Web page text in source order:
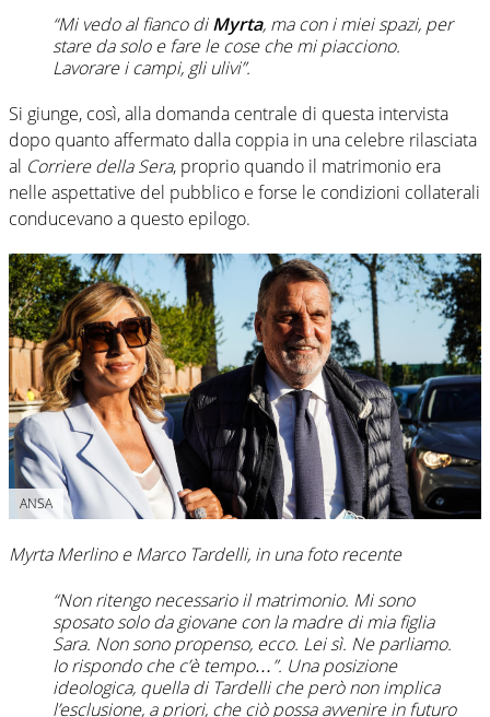
“Mi vedo al fianco diMyrta, ma con i miei spazi, per
stare da solo e fare le cose che mi piacciono.
Lavorare i campi, gli ulivi”.
Si giunge, così, alla domanda centrale di questa intervista
dopo quanto affermato dalla coppia in una celebre rilasciata
al Corriere della Sera, proprio quando il matrimonio era
nelle aspettative del pubblico e forse le condizioni collaterali
conducevano a questo epilogo.
ANSA
Myrta Merlino e Marco Tardelli, in una foto recente
“Non ritengo necessario il matrimonio. Mi sono
sposato solo da giovane con la madre di mia figlia
Sara. Non sono propenso, ecco. Lei sì. Ne parliamo.
Io rispondo che c’è tempo…”. Una posizione
ideologica, quella di Tardelli che però non implica
l’esclusione, a priori, che ciò possa avvenire in futuro